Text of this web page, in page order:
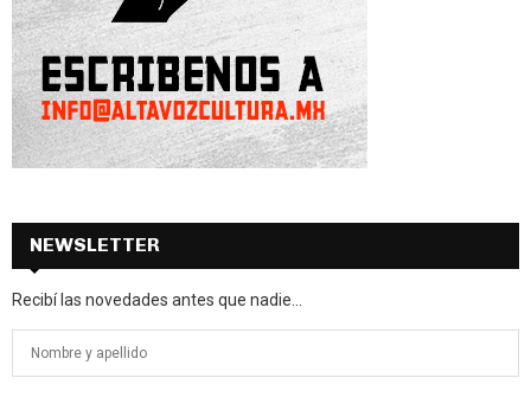
NEWSLETTER
Recibí las novedades antes que nadie...